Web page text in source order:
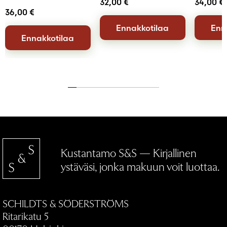
36,00 €
Ennakkotilaa
32,00 €
Ennakkotilaa
34,00 €
Kustantamo S&S — Kirjallinen
ystäväsi, jonka makuun voit luottaa.
SCHILDTS & SÖDERSTRÖMS
Ritarikatu 5